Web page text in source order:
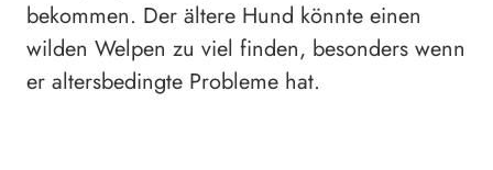
bekommen. Der ältere Hund könnte einen
wilden Welpen zu viel finden, besonders wenn
er altersbedingte Probleme hat.